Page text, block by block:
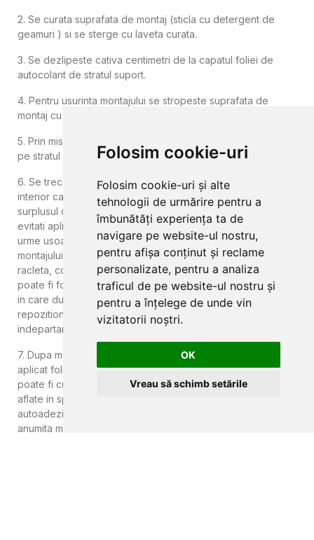
Folosim cookie-uri
Folosim cookie-uri și alte
tehnologii de urmărire pentru a
îmbunătăți experiența ta de
navigare pe website-ul nostru,
pentru afișa conținut și reclame
personalizate, pentru a analiza
traficul de pe website-ul nostru și
pentru a înțelege de unde vin
vizitatorii noștri.
OK
Vreau să schimb setările
2. Se curata suprafata de montaj (sticla cu detergent de
geamuri ) si se sterge cu laveta curata.
3. Se dezlipeste cativa centimetri de la capatul foliei de
autocolant de stratul suport.
4. Pentru usurinta montajului se stropeste suprafata de
montaj cu putina apa.
5. Prin miscari lente se lipeste folia de la capatul dezlipit de
pe stratul suport de hartie.
6. Se trece usor cu o racleta peste folia autocolanta dinspre
interior catre exterior pentru a uniformiza si a indeparta
surplusul de apa. Desi are o rezistenta crescuta la frecare,
evitati aplicarea cu presiune crescuta, pentru ca pot ramane
urme usoare pe suprafata foliei pentru sticla. Pentru usurinta
montajului, achizitionati kit-ul de montaj care include cutter si
racleta, cod 399-6016, care se achizitioneazaaici. Acest kit
poate fi folosit ulterior si in alte intrebuintari casnice. In cazul
in care dupa montaj, observati anumite bule de aer, puteti
repozitiona folia sau urmariti video de mai jos pentru
indepartarea
7. Dupa montaj , evitati curatarea suprafetei pe care ati
aplicat folia intr-un interval de timp de cateva ore. Ulterior,
poate fi curatata cu o laveta si solutii dedicate. Obiectele
aflate in spatele suprafetei de sticla acoperite cu folia
autoadeziva d-c-fix vor fi protejate la decolorare intr-o
anumita masura, desi permite trecerea luminii solare.